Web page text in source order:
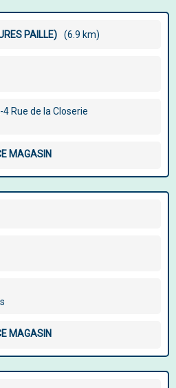
PAILLE) (6.9 km)
4 Rue de la Closerie
MAGASIN
MAGASIN